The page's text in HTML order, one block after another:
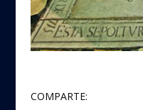
COMPARTE: